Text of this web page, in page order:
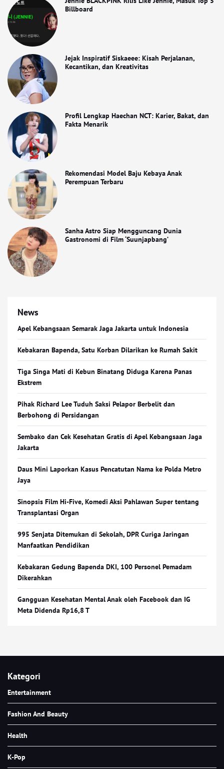
Billboard
Jejak Inspiratif Siskaeee: Kisah Perjalanan,
Kecantikan, dan Kreativitas
Profil Lengkap Haechan NCT: Karier, Bakat, dan
Fakta Menarik
Rekomendasi Model Baju Kebaya Anak
Perempuan Terbaru
Sanha Astro Siap Mengguncang Dunia
Gastronomi di Film ‘Suunjapbang’
News
Apel Kebangsaan Semarak Jaga Jakarta untuk Indonesia
Kebakaran Bapenda, Satu Korban Dilarikan ke Rumah Sakit
Tiga Singa Mati di Kebun Binatang Diduga Karena Panas
Ekstrem
Pihak Richard Lee Tuduh Saksi Pelapor Berbelit dan
Berbohong di Persidangan
Sembako dan Cek Kesehatan Gratis di Apel Kebangsaan Jaga
Jakarta
Daus Mini Laporkan Kasus Pencatutan Nama ke Polda Metro
Jaya
Sinopsis Film Hi-Five, Komedi Aksi Pahlawan Super tentang
Transplantasi Organ
995 Senjata Ditemukan di Sekolah, DPR Curiga Jaringan
Manfaatkan Pendidikan
Kebakaran Gedung Bapenda DKI, 100 Personel Pemadam
Dikerahkan
Gangguan Kesehatan Mental Anak oleh Facebook dan IG
Meta Didenda Rp16,8 T
Kategori
Entertainment
Fashion And Beauty
Health
K-Pop